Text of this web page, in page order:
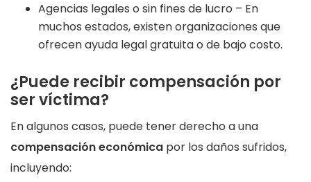
Agencias legales o sin fines de lucro – En
muchos estados, existen organizaciones que
ofrecen ayuda legal gratuita o de bajo costo.
¿Puede recibir compensación por
ser víctima?
En algunos casos, puede tener derecho a una
compensación económica por los daños sufridos,
incluyendo: